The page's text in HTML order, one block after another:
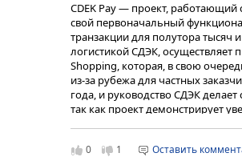
CDEK Pay — проект,
свой первоначальный
транзакции для полутора тысяч
логистикой СДЭК, осуществляет
Shopping, которая, в свою
из-за рубежа для частных
года, и руководство СДЭК
так как проект демонстрирует
22 178 рублей, и наличие
0 1
Оставить